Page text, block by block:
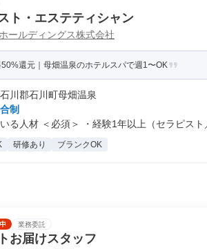
ト・エステティシャン
ールディングス株式会社
還元｜母畑温泉のホテルスパで週1〜OK
川郡石川町母畑温泉
制
る人材 ＜必須＞ ・経験1年以上（セラピスト
研修あり ブランクOK
業務委託
お届けスタッフ